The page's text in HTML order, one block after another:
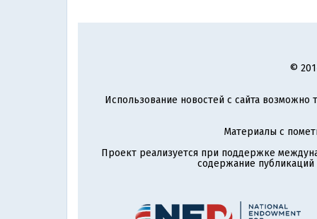
©
Использование новостей с сайта
Материалы с
Проект реализуется при поддержке
содержание публикаций